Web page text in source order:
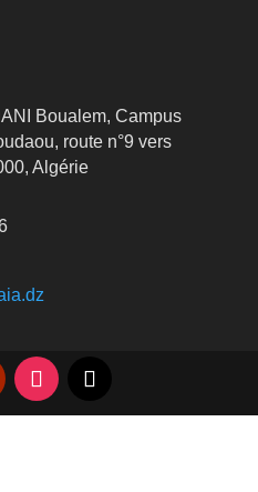
Boualem, Campus
route n°9 vers
Algérie